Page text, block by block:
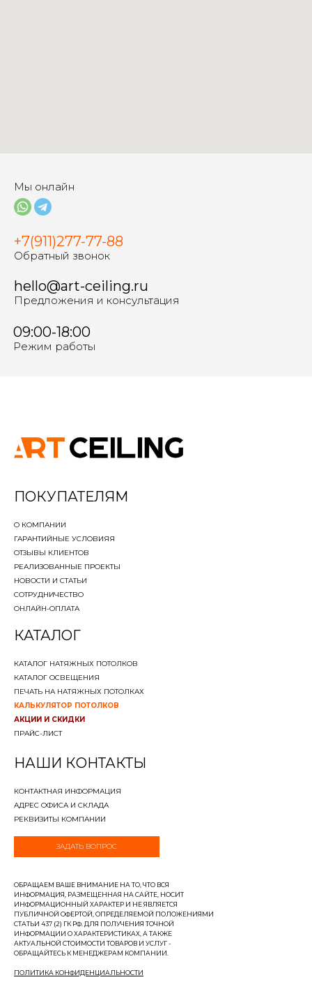
Обратный звонок
hello@art-ceiling.ru
Предложения и консультация
Мы онлайн
09:00-18:00
Режим работы
+7(911)277-77-88
КОНТАКТНАЯ ИНФОРМАЦИЯ
АДРЕС ОФИСА И СКЛАДА
РЕКВИЗИТЫ КОМПАНИИ
ОБРАЩАЕМ ВАШЕ ВНИМАНИЕ НА ТО, ЧТО ВСЯ
ИНФОРМАЦИЯ, РАЗМЕЩЕННАЯ НА САЙТЕ, НОСИТ
ИНФОРМАЦИОННЫЙ ХАРАКТЕР И НЕ ЯВЛЯЕТСЯ
ПУБЛИЧНОЙ ОФЕРТОЙ, ОПРЕДЕЛЯЕМОЙ ПОЛОЖЕНИЯМИ
СТАТЬИ 437 (2) ГК РФ. ДЛЯ ПОЛУЧЕНИЯ ТОЧНОЙ
ИНФОРМАЦИИ О ХАРАКТЕРИСТИКАХ, А ТАКЖЕ
АКТУАЛЬНОЙ СТОИМОСТИ ТОВАРОВ И УСЛУГ -
ОБРАЩАЙТЕСЬ К МЕНЕДЖЕРАМ КОМПАНИИ.
ПОЛИТИКА КОНФИДЕНЦИАЛЬНОСТИ
ПОКУПАТЕЛЯМ
О КОМПАНИИ
ГАРАНТИЙНЫЕ УСЛОВИЯЯ
ОТЗЫВЫ КЛИЕНТОВ
РЕАЛИЗОВАННЫЕ ПРОЕКТЫ
НОВОСТИ И СТАТЬИ
СОТРУДНИЧЕСТВО
ОНЛАЙН-ОПЛАТА
КАТАЛОГ
КАТАЛОГ НАТЯЖНЫХ ПОТОЛКОВ
КАТАЛОГ ОСВЕЩЕНИЯ
ПЕЧАТЬ НА НАТЯЖНЫХ ПОТОЛКАХ
КАЛЬКУЛЯТОР ПОТОЛКОВ
АКЦИИ И СКИДКИ
ПРАЙС-ЛИСТ
НАШИ КОНТАКТЫ
ЗАДАТЬ ВОПРОС